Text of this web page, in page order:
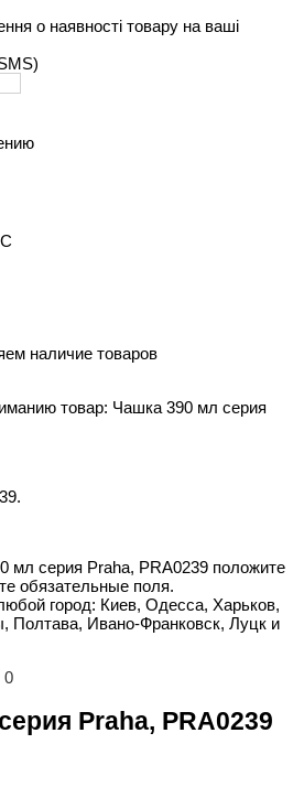
о наявності товару на ваші
наличие товаров
товар: Чашка 390 мл серия
мл серия Praha, PRA0239 положите
обязательные поля.
город: Киев, Одесса, Харьков,
Полтава, Ивано-Франковск, Луцк и
0
Praha, PRA0239